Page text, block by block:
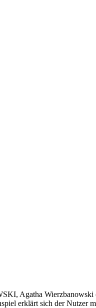
Agatha Wierzbanowski
erklärt sich der Nutzer